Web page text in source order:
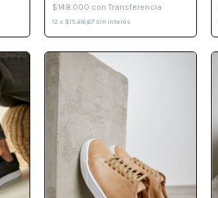
$148.000 con Transferencia
12 x $15.416,67 sin interés